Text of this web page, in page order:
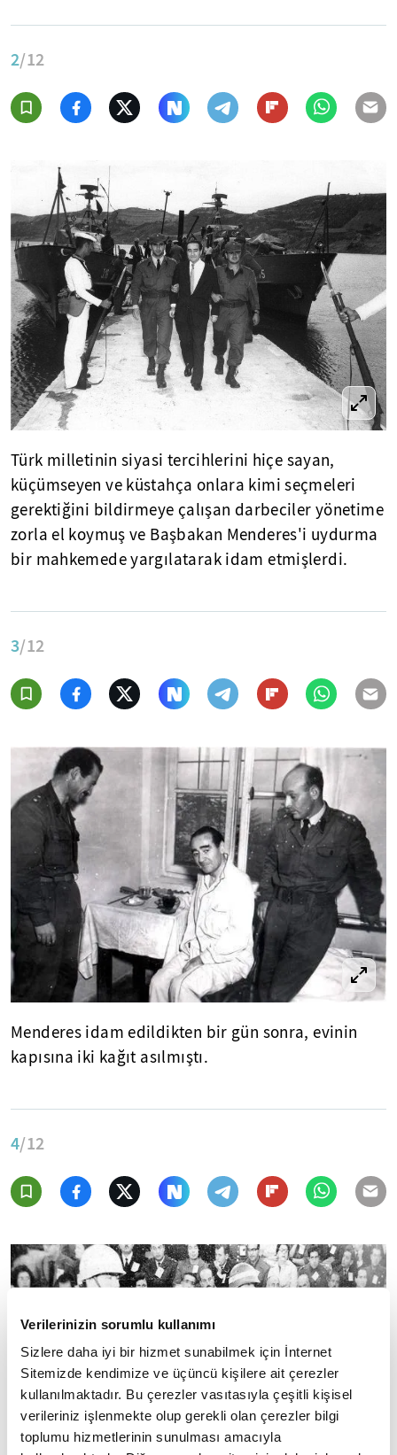
Verilerinizin sorumlu kullanımı
Sizlere daha iyi bir hizmet sunabilmek için İnternet
Sitemizde kendimize ve üçüncü kişilere ait çerezler
kullanılmaktadır. Bu çerezler vasıtasıyla çeşitli kişisel
verileriniz işlenmekte olup gerekli olan çerezler bilgi
toplumu hizmetlerinin sunulması amacıyla
2/12
Türk milletinin siyasi tercihlerini hiçe sayan,
küçümseyen ve küstahça onlara kimi seçmeleri
gerektiğini bildirmeye çalışan darbeciler yönetime
zorla el koymuş ve Başbakan Menderes'i uydurma
bir mahkemede yargılatarak idam etmişlerdi.
3/12
Menderes idam edildikten bir gün sonra, evinin
kapısına iki kağıt asılmıştı.
4/12